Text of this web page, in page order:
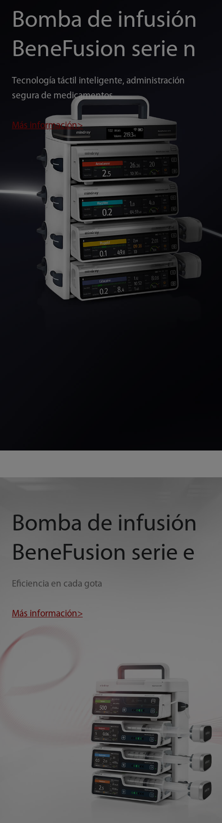
Bomba de infusión
BeneFusion serie n
Tecnología táctil inteligente, administración
segura de medicamentos
Más información>
Bomba de infusión
BeneFusion serie e
Eficiencia en cada gota
Más información>